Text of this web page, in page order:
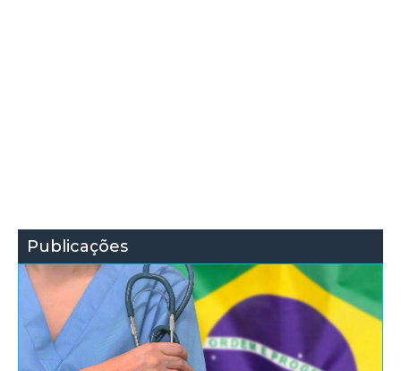
Publicações